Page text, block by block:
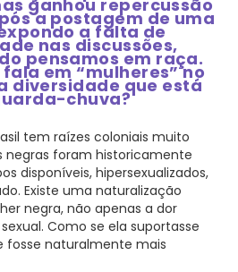
ganhou repercussão
a postagem de uma
a falta de
nas discussões,
pensamos em raça.
em “mulheres” no
diversidade que está
chuva?
tem raízes coloniais muito
negras foram historicamente
disponíveis, hipersexualizados,
Existe uma naturalização
negra, não apenas a dor
Como se ela suportasse
fosse naturalmente mais